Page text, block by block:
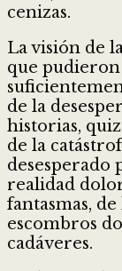
cenizas.
La visión de
que pudieron
de la
historias,
de la
desesperado
realidad
fantasmas,
escombros
cadáveres.